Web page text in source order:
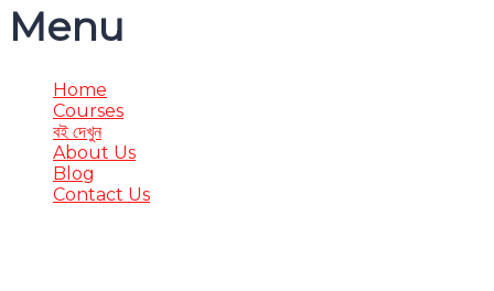
Menu
Home
Courses
বই দেখুন
About Us
Blog
Contact Us